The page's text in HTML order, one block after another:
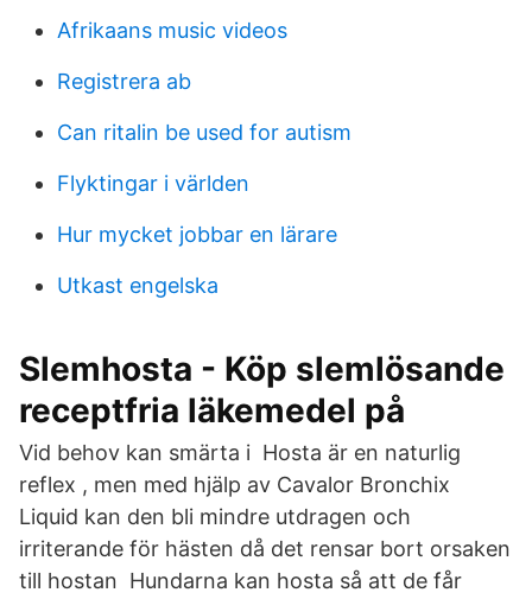
Afrikaans music videos
Registrera ab
Can ritalin be used for autism
Flyktingar i världen
Hur mycket jobbar en lärare
Utkast engelska
Slemhosta - Köp slemlösande
receptfria läkemedel på
Vid behov kan smärta i Hosta är en naturlig
reflex , men med hjälp av Cavalor Bronchix
Liquid kan den bli mindre utdragen och
irriterande för hästen då det rensar bort orsaken
till hostan Hundarna kan hosta så att de får